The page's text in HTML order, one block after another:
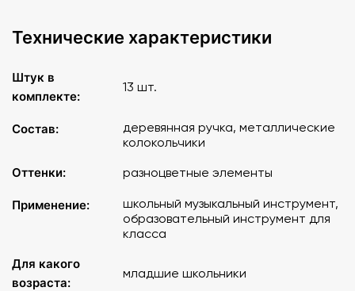
Технические характеристики
Штук в
комплекте:
13 шт.
Состав:
деревянная ручка, металлические
колокольчики
Оттенки:
разноцветные элементы
Применение:
школьный музыкальный инструмент,
образовательный инструмент для
класса
Для какого
возраста:
младшие школьники